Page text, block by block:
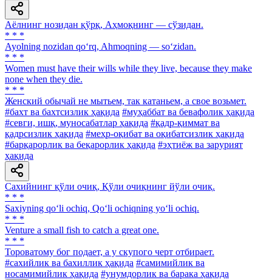
Аёлнинг нозидан қўрқ, Аҳмоқнинг — сўзидан.
* * *
Ayolning nozidan qo‘rq, Ahmoqning — so‘zidan.
* * *
Women must have their wills while they live, because they make
none when they die.
* * *
Женский обычай не мытьем, так катаньем, а свое возьмет.
#бахт ва бахтсизлик ҳақида #муҳаббат ва бевафолик ҳақида
#севги, ишқ, муносабатлар ҳақида #қадр-қиммат ва
қадрсизлик ҳақида #меҳр-оқибат ва оқибатсизлик ҳақида
#барқарорлик ва беқарорлик ҳақида #эҳтиёж ва зарурият
ҳақида
Сахийнинг қўли очиқ, Қўли очиқнинг йўли очиқ.
* * *
Saxiyning qo‘li ochiq, Qo‘li ochiqning yo‘li ochiq.
* * *
Venture a small fish to catch a great one.
* * *
Тороватому бог подает, а у скупого черт отбирает.
#сахийлик ва бахиллик ҳақида #самимийлик ва
носамимийлик ҳақида #унумдорлик ва барака ҳақида